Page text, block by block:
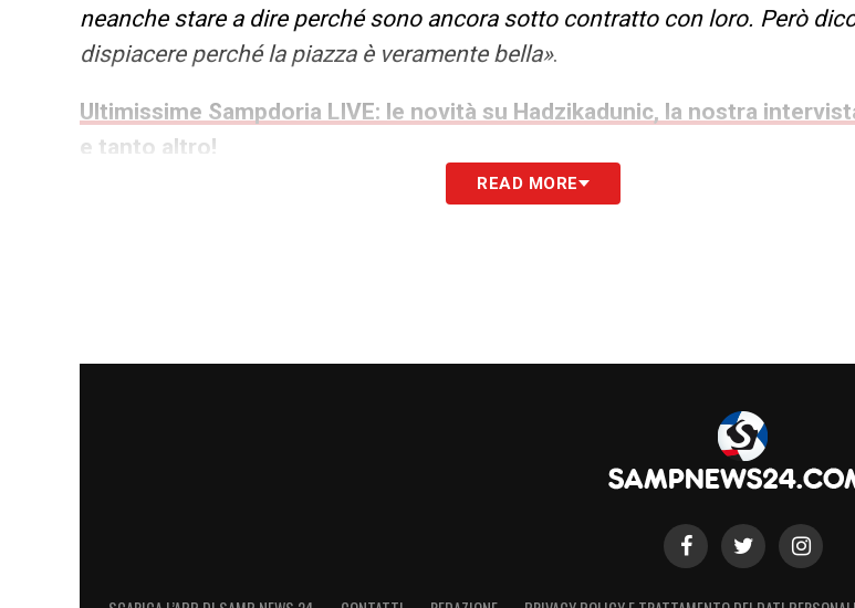
neanche stare a dire perché sono ancora sotto contratto con loro. Però dico
dispiacere perché la piazza è veramente bella».
Ultimissime Sampdoria LIVE: le novità su Hadzikadunic, la nostra
e tanto altro!
READ MORE